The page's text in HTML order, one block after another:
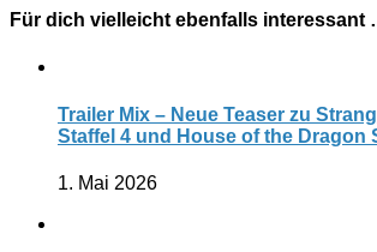
Für dich vielleicht ebenfalls interessant
Trailer Mix – Neue Teaser zu
Staffel 4 und House of the Dragon
1. Mai 2026